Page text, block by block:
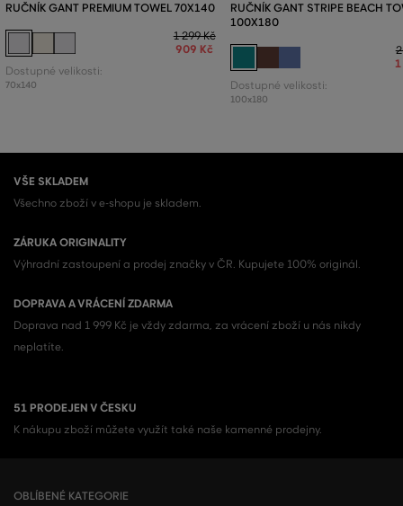
RUČNÍK GANT PREMIUM TOWEL 70X140
1 299 Kč
909 Kč
Dostupné velikosti:
70x140
RUČNÍK GANT STRIPE BEACH
100X180
Dostupné velikosti:
100x180
VŠE SKLADEM
Všechno zboží v e-shopu je skladem.
ZÁRUKA ORIGINALITY
Výhradní zastoupení a prodej značky v ČR. Kupujete 100% originál.
DOPRAVA A VRÁCENÍ ZDARMA
Doprava nad 1 999 Kč je vždy zdarma, za vrácení zboží u nás nikdy
neplatíte.
51 PRODEJEN V ČESKU
K nákupu zboží můžete využít také naše kamenné prodejny.
OBLÍBENÉ KATEGORIE